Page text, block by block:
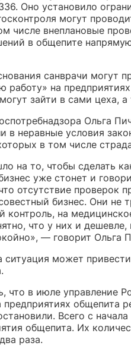
Оно установило
могут
числе внеплановые
в общепите
санврачи могут
работу» на
зайти в сами цеха,
Ольга
в неравные условия
в том числе
на то, чтобы сделать
уже стонет и
отсутствие проверок
бизнес. Они не
контроль, на
что у них и
— говорит Ольга
ситуация может
что в июле управление
предприятиях общепита
Всего с
общепита. Их
раза.